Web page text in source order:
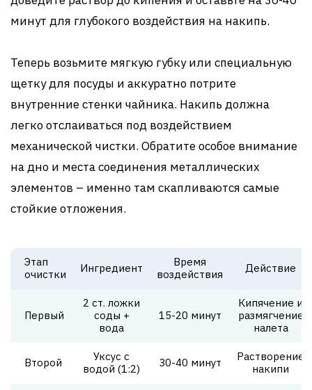
минут для глубокого воздействия на накипь.
Теперь возьмите мягкую губку или специальную
щетку для посуды и аккуратно потрите
внутренние стенки чайника. Накипь должна
легко отслаиваться под воздействием
механической чистки. Обратите особое внимание
на дно и места соединения металлических
элементов – именно там скапливаются самые
стойкие отложения.
Этап
очистки
Ингредиент
Время
воздействия
Действие
Первый
2 ст. ложки
соды +
вода
15-20 минут
Кипячение и
размягчение
налета
Второй
Уксус с
водой (1:2)
30-40 минут
Растворение
накипи